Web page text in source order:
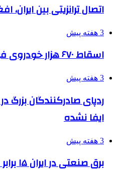
اتصال ترانزیتی بین
3 هفته پیش
اسقاط ۶۷۰ هزار خودروی فرسوده طی ۳ سال
3 هفته پیش
ردپای صادرکنندگان بزرگ
ایفا نشده
3 هفته پیش
برق صنعتی در ایران ۱۵ برابر گران‌تر از خانگی است